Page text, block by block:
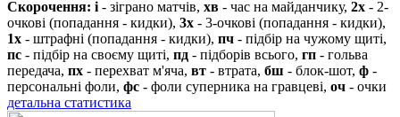
Скорочення: і - зіграно матчів, хв - час на майданчику, 2х - 2-
очкові (попадання - кидки), 3х - 3-очкові (попадання - кидки),
1х - штрафні (попадання - кидки), пч - підбір на чужому щиті,
пс - підбір на своєму щиті, пд - підборів всього, гп - гольва
передача, пх - перехват м'яча, вт - втрата, бш - блок-шот, ф -
персональні фоли, фс - фоли суперника на гравцеві, оч - очки
детальна статистика